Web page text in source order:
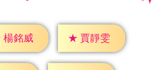
楊銘威 ★ 賈靜雯